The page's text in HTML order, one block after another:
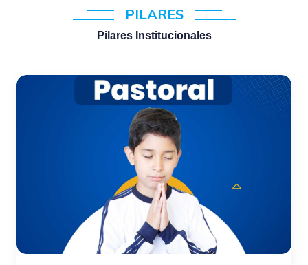
PILARES
Pilares Institucionales